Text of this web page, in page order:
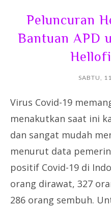
Peluncuran
Bantuan APD
SABTU,
Virus Covid-19
menakutkan saat ini
dan sangat mudah
menurut data
positif Covid-19 di
orang dirawat, 327
286 orang sembuh.